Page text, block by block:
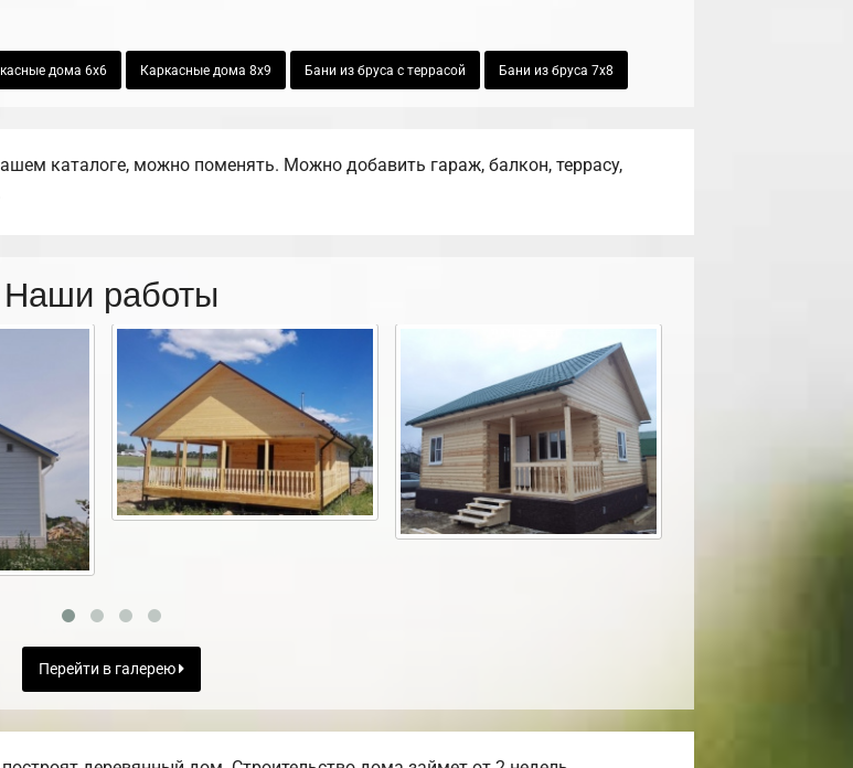
дома 6х6 Каркасные дома 8х9 Бани из бруса с террасой Бани из бруса 7х8
каталоге, можно поменять. Можно добавить гараж, балкон, террасу,
Наши работы
Перейти в галерею